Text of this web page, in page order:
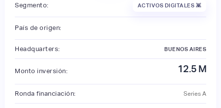
Segmento: ACTIVOS DIGITALES 👾
País de origen:
Headquarters: BUENOS AIRES
Monto inversión: 12.5 M
Ronda financiación: Series A